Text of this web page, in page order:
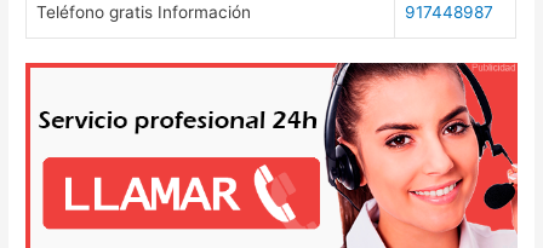
Teléfono gratis Información 917448987